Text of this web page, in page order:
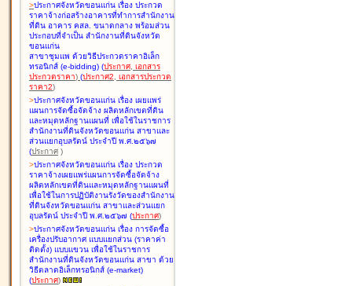
>ประกาศจังหวัดขอนแก่น เรื่อง ประกวด
ราคาจ้างก่อสร้างอาคารที่ทำการสำนักงาน
ที่ดิน อาคาร คสล. ขนาดกลาง พร้อมส่วน
ประกอบที่จำเป็น สำนักงานที่ดินจังหวัด
ขอนแก่น
สาขาชุมแพ ด้วยวิธีประกวดราคาอิเล็ก
ทรอนิกส์ (e-bidding) (ประกาศ, เอกสาร
ประกวดราคา) (ประกาศ2, เอกสารประกวด
ราคา2)
>ประกาศจังหวัดขอนแก่น เรื่อง เผยแพร่
แผนการจัดซื้อจัดจ้าง ผลิตหลักเขตที่ดิน
และหมุดหลักฐานแผนที่ เพื่อใช้ในราชการ
สำนักงานที่ดินจังหวัดขอนแก่น สาขาและ
ส่วนแยกอุบลรัตน์ ประจำปี พ.ศ.๒๕๖๗
(ประกาศ )
>ประกาศจังหวัดขอนแก่น เรื่อง ประกวด
ราคาจ้างเผยแพร่แผนการจัดซื้อจัดจ้าง
ผลิตหลักเขตที่ดินและหมุดหลักฐานแผนที่
เพื่อใช้ในการปฏิบัติงานรังวัดของสำนักงาน
ที่ดินจังหวัดขอนแก่น สาขาและส่วนแยก
อุบลรัตน์ ประจำปี พ.ศ.๒๕๖๗ (ประกาศ)
>ประกาศจังหวัดขอนแก่น เรื่อง การจัดซื้อ
เครื่องปรับอากาศ แบบแยกส่วน (ราคาค่า
ติดตั้ง) แบบแขวน เพื่อใช้ในราชการ
สำนักงานที่ดินจังหวัดขอนแก่น สาขา ด้วย
วิธีตลาดอิเล็กทรอนิกส์ (e-market)
(ประกาศ)